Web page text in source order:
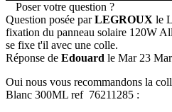
Poser votre question ?
Question posée parLEGROUX le
fixation du panneau solaire 120W
se fixe t'il avec une colle.
Réponse de Edouard le Mar 23
Oui nous vous recommandons la
Blanc 300ML ref 76211285 :